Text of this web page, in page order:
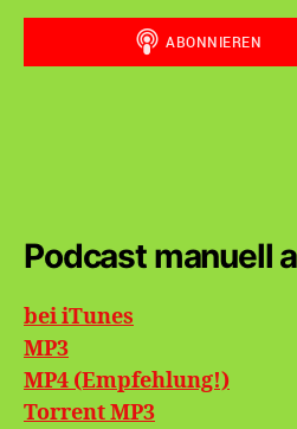
Podcast manuell
bei iTunes
MP3
MP4 (Empfehlung!)
Torrent MP3